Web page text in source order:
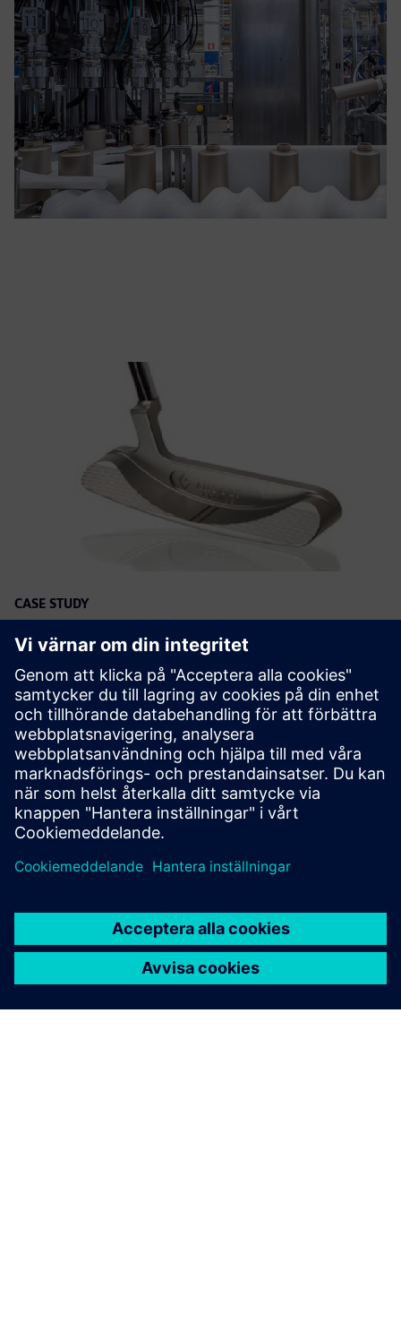
CASE STUDY
Golf club manufacturer uses NX
and Teamcenter Manufacturing to
digitalize production processes
Företag: ARGOLF
Bransch: Consumer products & retail
Plats: Jupiter, Florida, United States
Siemens programvara: NX, Teamcenter